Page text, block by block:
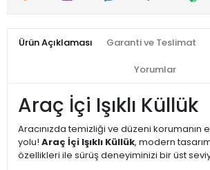
Ürün Açıklaması Garanti ve Teslimat
Yorumlar
Araç İçi Işıklı Küllük
Aracınızda temizliği ve düzeni korumanın
yolu! Araç İçi Işıklı Küllük, modern
özellikleri ile sürüş deneyiminizi bir üst